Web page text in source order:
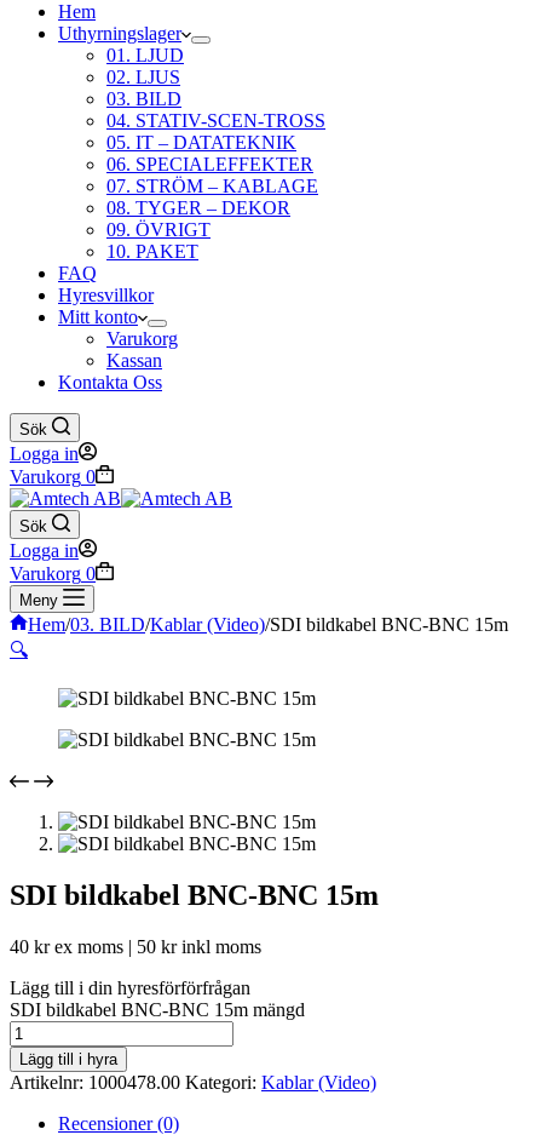
Hem
Uthyrningslager
01. LJUD
02. LJUS
03. BILD
04. STATIV-SCEN-TROSS
05. IT – DATATEKNIK
06. SPECIALEFFEKTER
07. STRÖM – KABLAGE
08. TYGER – DEKOR
09. ÖVRIGT
10. PAKET
FAQ
Hyresvillkor
Mitt konto
Varukorg
Kassan
Kontakta Oss
Sök
Logga in
Varukorg 0
Sök
Logga in
Varukorg 0
Meny
Hem/03. BILD/Kablar (Video)/SDI bildkabel BNC-BNC 15m
🔍
SDI bildkabel BNC-BNC 15m
40 krex moms | 50 krinkl moms
Lägg till i din hyresförförfrågan
SDI bildkabel BNC-BNC 15m mängd
Lägg till i hyra
Artikelnr: 1000478.00 Kategori: Kablar (Video)
Recensioner (0)